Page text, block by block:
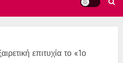
επιτυχία το «1ο